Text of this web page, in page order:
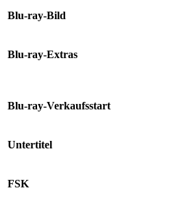
Blu-ray-Bild
Blu-ray-Extras
Blu-ray-Verkaufsstart
Untertitel
FSK